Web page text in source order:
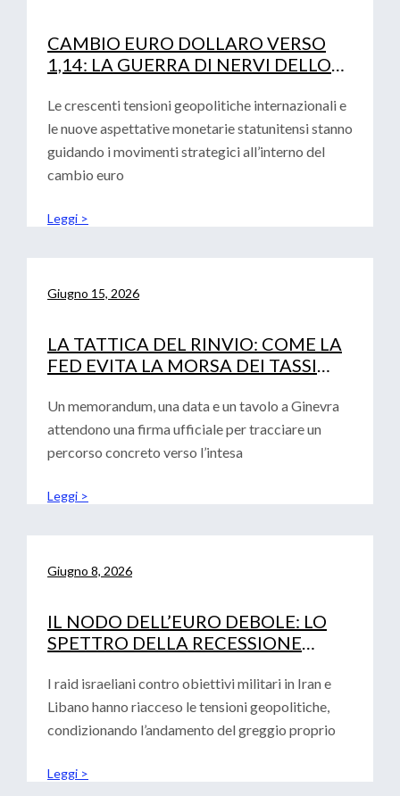
CAMBIO EURO DOLLARO VERSO
1,14: LA GUERRA DI NERVI DELLO
Le crescenti tensioni geopolitiche internazionali e
le nuove aspettative monetarie statunitensi stanno
guidando i movimenti strategici all’interno del
cambio euro
Leggi >
Giugno 15, 2026
LA TATTICA DEL RINVIO: COME LA
FED EVITA LA MORSA DEI TASSI
Un memorandum, una data e un tavolo a Ginevra
attendono una firma ufficiale per tracciare un
percorso concreto verso l’intesa
Leggi >
Giugno 8, 2026
IL NODO DELL’EURO DEBOLE: LO
SPETTRO DELLA RECESSIONE
DI INTERESSE BCE
I raid israeliani contro obiettivi militari in Iran e
Libano hanno riacceso le tensioni geopolitiche,
condizionando l’andamento del greggio proprio
Leggi >